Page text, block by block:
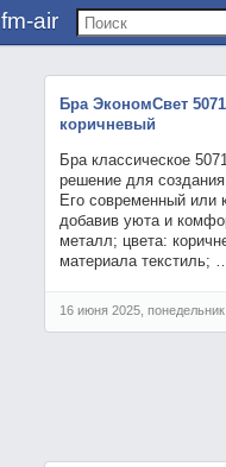
fm-air
Бра ЭкономСвет
коричневый
Бра классическое
решение для
Его современный или
добавив уюта и
металл; цвета:
материала текстиль;
16 июня 2025,